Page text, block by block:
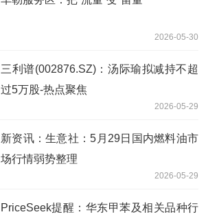
2026-05-30
三利谱(002876.SZ)：汤际瑜拟减持不超
过5万股-热点聚焦
2026-05-29
新资讯：生意社：5月29日国内燃料油市
场行情弱势整理
2026-05-29
PriceSeek提醒：华东甲苯及相关品种行